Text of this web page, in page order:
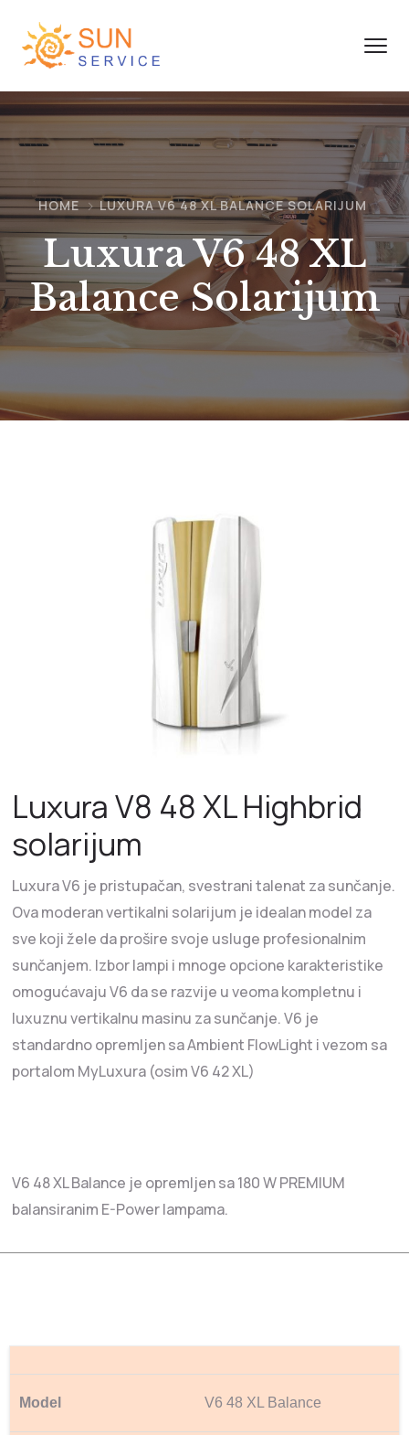
HOME LUXURA V6 48 XL BALANCE SOLARIJUM
Luxura V6 48 XL
Balance Solarijum
Luxura V8 48 XL Highbrid
solarijum
Luxura V6 je pristupačan, svestrani talenat za sunčanje.
Ova moderan vertikalni solarijum je idealan model za
sve koji žele da prošire svoje usluge profesionalnim
sunčanjem. Izbor lampi i mnoge opcione karakteristike
omogućavaju V6 da se razvije u veoma kompletnu i
luxuznu vertikalnu masinu za sunčanje. V6 je
standardno opremljen sa Ambient FlowLight i vezom sa
portalom MyLuxura (osim V6 42 XL)
V6 48 XL Balance je opremljen sa 180 W PREMIUM
balansiranim E-Power lampama.
V6 48 XL Balance